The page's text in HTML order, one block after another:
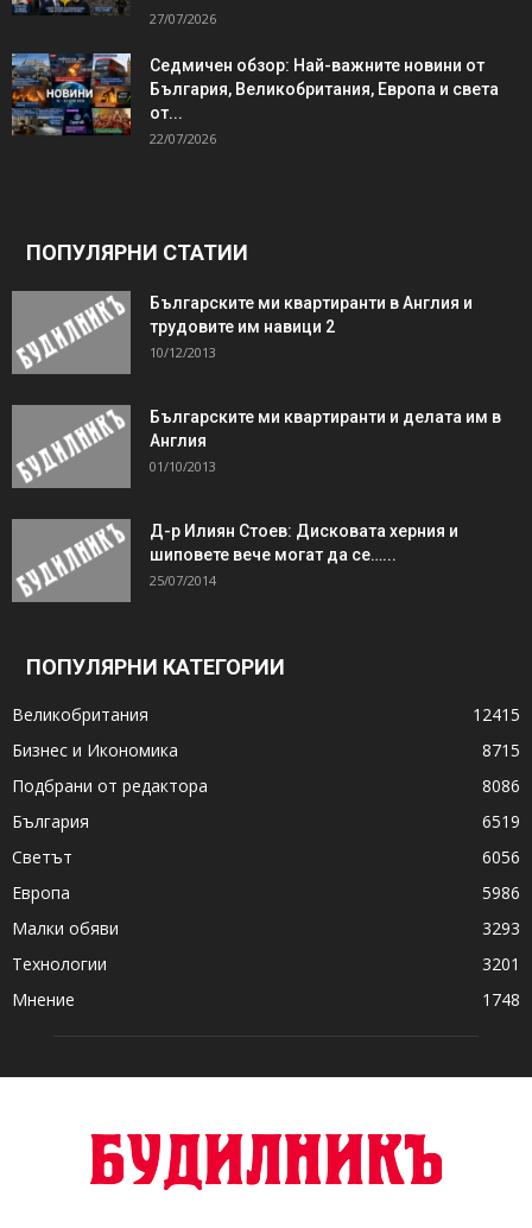
27/07/2026
Седмичен обзор: Най-важните новини от
България, Великобритания, Европа и света
от...
22/07/2026
ПОПУЛЯРНИ СТАТИИ
Българските ми квартиранти в Англия и
трудовите им навици 2
10/12/2013
Българските ми квартиранти и делата им в
Англия
01/10/2013
Д-р Илиян Стоев: Дисковата херния и
шиповете вече могат да се…...
25/07/2014
ПОПУЛЯРНИ КАТЕГОРИИ
Великобритания
12415
Бизнес и Икономика
8715
Подбрани от редактора
8086
България
6519
Светът
6056
Европа
5986
Малки обяви
3293
Технологии
3201
Мнение
1748